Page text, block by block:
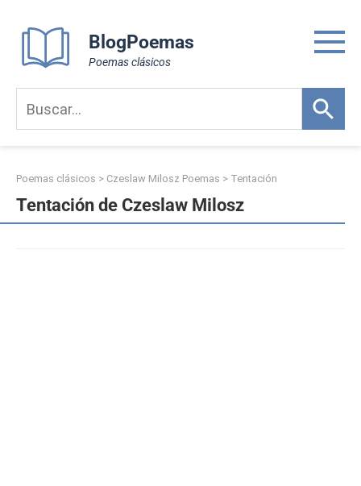
content
BlogPoemas
Poemas clásicos
Poemas clásicos > Czeslaw Milosz Poemas > Tentación
Tentación de Czeslaw Milosz